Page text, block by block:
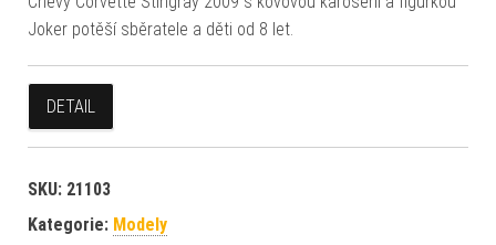
Joker potěší sběratele a děti od 8 let.
DETAIL
SKU: 21103
Kategorie: Modely